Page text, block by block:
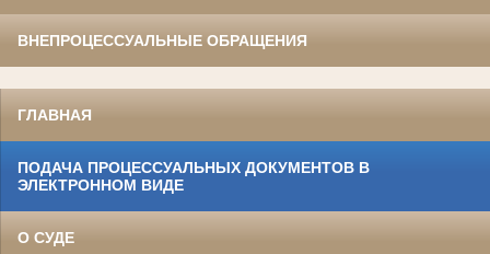
ВНЕПРОЦЕССУАЛЬНЫЕ ОБРАЩЕНИЯ
ГЛАВНАЯ
ПОДАЧА ПРОЦЕССУАЛЬНЫХ ДОКУМЕНТОВ В
ЭЛЕКТРОННОМ ВИДЕ
О СУДЕ